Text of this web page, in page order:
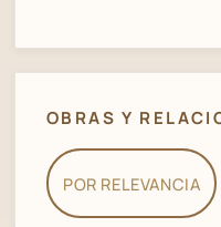
OBRAS Y
POR RELEVANCIA